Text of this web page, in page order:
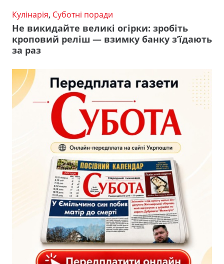
Кулінарія, Суботні поради
Не викидайте великі огірки: зробіть
кроповий реліш — взимку банку з’їдають
за раз